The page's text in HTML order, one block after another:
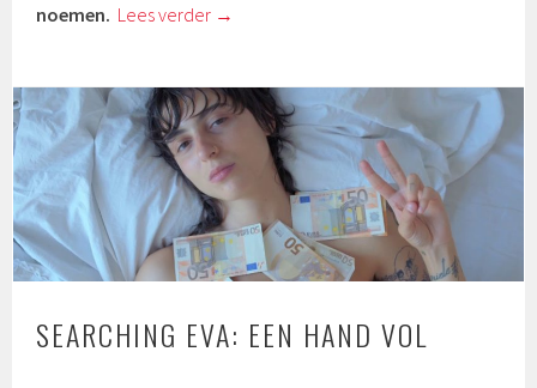
noemen. Lees verder →
SEARCHING EVA: EEN HAND VOL